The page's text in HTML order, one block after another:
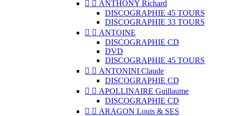
  ANTHONY Richard
DISCOGRAPHIE 45 TOURS
DISCOGRAPHIE 33 TOURS
  ANTOINE
DISCOGRAPHIE CD
DVD
DISCOGRAPHIE 45 TOURS
  ANTONINI Claude
DISCOGRAPHIE CD
  APOLLINAIRE Guillaume
DISCOGRAPHIE CD
  ARAGON Louis & SES